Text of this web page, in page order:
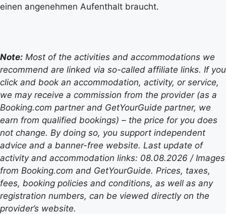
einen angenehmen Aufenthalt braucht.
Note: Most of the activities and accommodations we
recommend are linked via so-called affiliate links. If you
click and book an accommodation, activity, or service,
we may receive a commission from the provider (as a
Booking.com partner and GetYourGuide partner, we
earn from qualified bookings) – the price for you does
not change. By doing so, you support independent
advice and a banner-free website. Last update of
activity and accommodation links: 08.08.2026 / Images
from Booking.com and GetYourGuide. Prices, taxes,
fees, booking policies and conditions, as well as any
registration numbers, can be viewed directly on the
provider’s website.